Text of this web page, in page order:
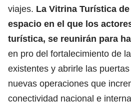
viajes. La Vitrina Turística de
espacio en el que los
turística, se reunirán para
en pro del fortalecimiento de
existentes y abrirle las
nuevas operaciones que
conectividad nacional e